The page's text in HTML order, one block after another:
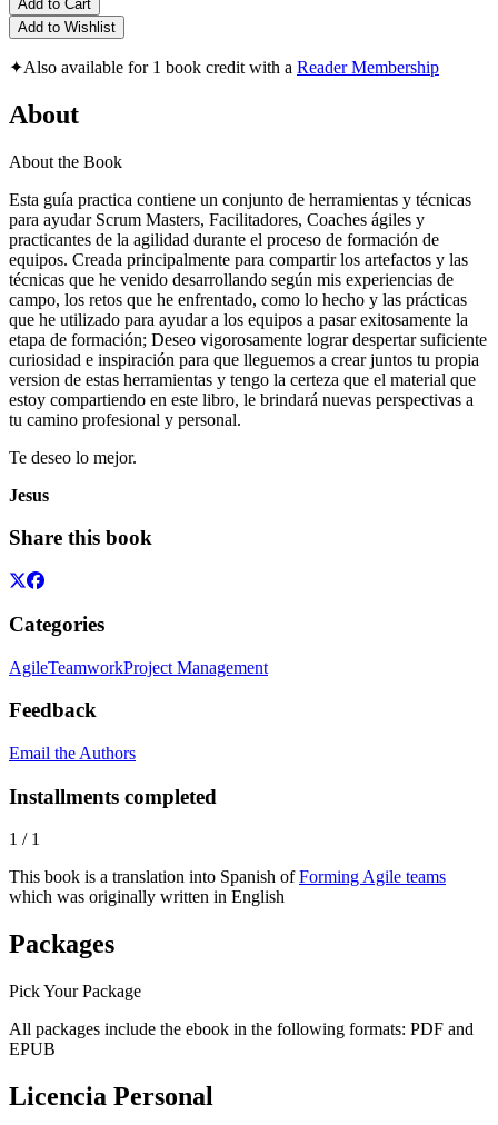
Add to Cart
Add to Wishlist
✦Also available for 1 book credit with a Reader Membership
About
About the Book
Esta guía practica contiene un conjunto de herramientas y técnicas
para ayudar Scrum Masters, Facilitadores, Coaches ágiles y
practicantes de la agilidad durante el proceso de formación de
equipos. Creada principalmente para compartir los artefactos y las
técnicas que he venido desarrollando según mis experiencias de
campo, los retos que he enfrentado, como lo hecho y las prácticas
que he utilizado para ayudar a los equipos a pasar exitosamente la
etapa de formación; Deseo vigorosamente lograr despertar suficiente
curiosidad e inspiración para que lleguemos a crear juntos tu propia
version de estas herramientas y tengo la certeza que el material que
estoy compartiendo en este libro, le brindará nuevas perspectivas a
tu camino profesional y personal.
Te deseo lo mejor.
Jesus
Share this book
Categories
AgileTeamworkProject Management
Feedback
Email the Authors
Installments completed
1 / 1
This book is a translation into Spanish ofForming Agile teams
which was originally written in English
Packages
Pick Your Package
All packages include the ebook in the following formats: PDF and
EPUB
Licencia Personal